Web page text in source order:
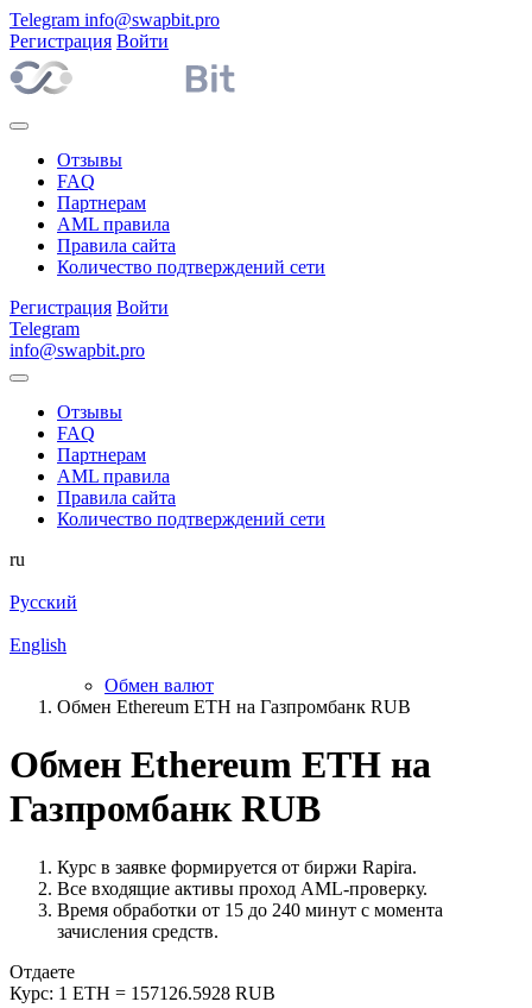
Telegram info@swapbit.pro
Регистрация Войти
Отзывы
FAQ
Партнерам
AML правила
Правила сайта
Количество подтверждений сети
Регистрация Войти
Telegram
info@swapbit.pro
Отзывы
FAQ
Партнерам
AML правила
Правила сайта
Количество подтверждений сети
ru
Русский
English
Обмен валют
Обмен Ethereum ETH на Газпромбанк RUB
Обмен Ethereum ETH на
Газпромбанк RUB
Курс в заявке формируется от биржи Rapira.
Все входящие активы проход AML-проверку.
Время обработки от 15 до 240 минут с момента
зачисления средств.
Отдаете
Курс: 1 ETH = 157126.5928 RUB